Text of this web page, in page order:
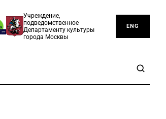
Учреждение,
подведомственное
Департаменту культуры
города Москвы
ENG